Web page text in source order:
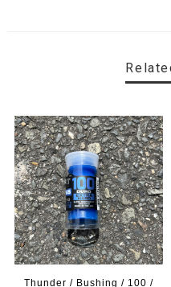
Thunder / Bushing / 100 /